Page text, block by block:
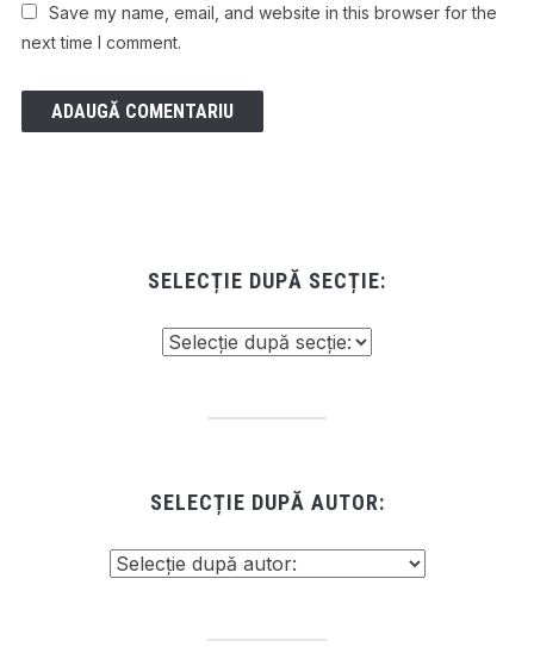
Save my name, email, and website in this browser for the
next time I comment.
SELECȚIE DUPĂ SECȚIE:
SELECȚIE DUPĂ AUTOR: